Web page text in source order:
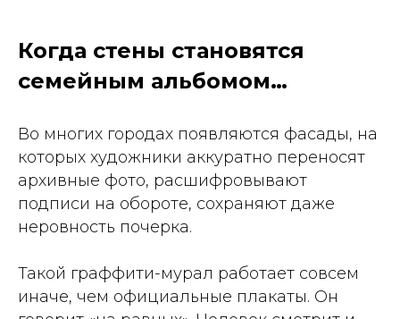
Когда стены становятся
семейным альбомом…
Во многих городах появляются фасады, на
которых художники аккуратно переносят
архивные фото, расшифровывают
подписи на обороте, сохраняют даже
неровность почерка.
Такой граффити-мурал работает совсем
иначе, чем официальные плакаты. Он